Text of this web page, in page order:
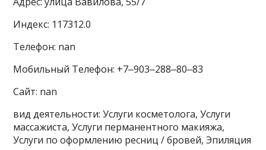
Индекс: 117312.0
Телефон: nan
Мобильный Телефон: +7‒903‒288‒80‒83
Сайт: nan
вид деятельности: Услуги косметолога, Услуги
массажиста, Услуги перманентного макияжа,
Услуги по оформлению ресниц / бровей, Эпиляция